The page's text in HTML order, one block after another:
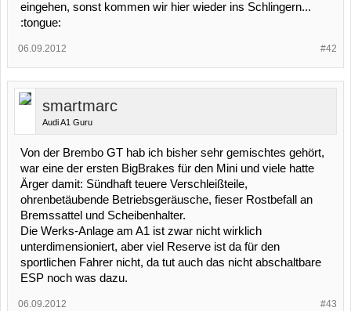
eingehen, sonst kommen wir hier wieder ins Schlingern...
:tongue:
#42
06.09.2012
smartmarc
Audi A1 Guru
Von der Brembo GT hab ich bisher sehr gemischtes gehört,
war eine der ersten BigBrakes für den Mini und viele hatte
Ärger damit: Sündhaft teuere Verschleißteile,
ohrenbetäubende Betriebsgeräusche, fieser Rostbefall an
Bremssattel und Scheibenhalter.
Die Werks-Anlage am A1 ist zwar nicht wirklich
unterdimensioniert, aber viel Reserve ist da für den
sportlichen Fahrer nicht, da tut auch das nicht abschaltbare
ESP noch was dazu.
#43
06.09.2012